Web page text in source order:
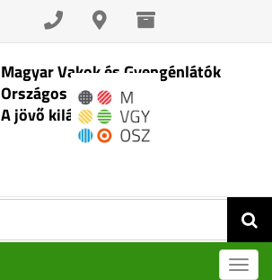
Skip
content
Magyar Vakok és Gyengénlátók
Országos Szövetsége
A jövő kilátásai